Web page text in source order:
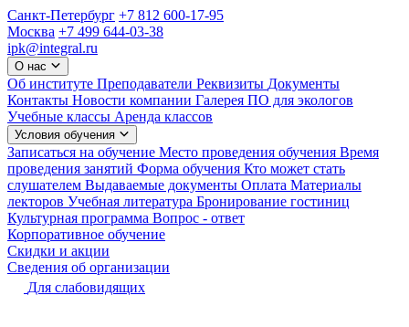
Санкт-Петербург +7 812 600-17-95
Москва +7 499 644-03-38
ipk@integral.ru
О нас
Об институте Преподаватели Реквизиты Документы
Контакты Новости компании Галерея ПО для экологов
Учебные классы Аренда классов
Условия обучения
Записаться на обучение Место проведения обучения Время
проведения занятий Форма обучения Кто может стать
слушателем Выдаваемые документы Оплата Материалы
лекторов Учебная литература Бронирование гостиниц
Культурная программа Вопрос - ответ
Корпоративное обучение
Скидки и акции
Сведения об организации
Для слабовидящих